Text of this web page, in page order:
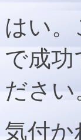
はい
で成
ださい
気付